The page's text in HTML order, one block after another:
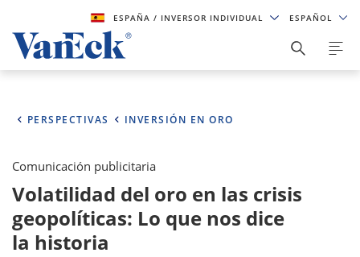
ESPAÑA/ INVERSOR INDIVIDUAL ESPAÑOL
PERSPECTIVAS INVERSIÓN EN ORO
Comunicación publicitaria
Volatilidad del oro en las crisis
geopolíticas: Lo que nos dice
la historia